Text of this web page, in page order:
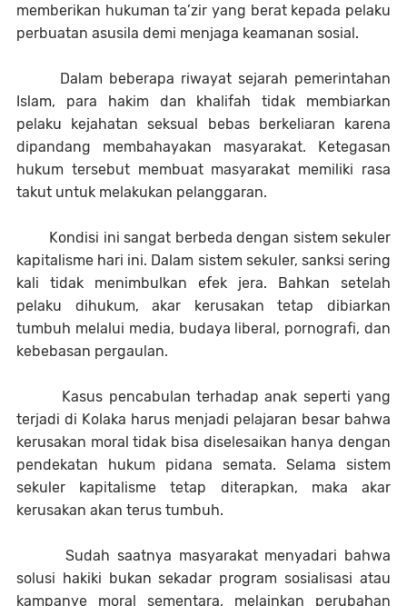
memberikan hukuman ta’zir yang berat kepada pelaku
perbuatan asusila demi menjaga keamanan sosial.
Dalam beberapa riwayat sejarah pemerintahan
Islam, para hakim dan khalifah tidak membiarkan
pelaku kejahatan seksual bebas berkeliaran karena
dipandang membahayakan masyarakat. Ketegasan
hukum tersebut membuat masyarakat memiliki rasa
takut untuk melakukan pelanggaran.
Kondisi ini sangat berbeda dengan sistem sekuler
kapitalisme hari ini. Dalam sistem sekuler, sanksi sering
kali tidak menimbulkan efek jera. Bahkan setelah
pelaku dihukum, akar kerusakan tetap dibiarkan
tumbuh melalui media, budaya liberal, pornografi, dan
kebebasan pergaulan.
Kasus pencabulan terhadap anak seperti yang
terjadi di Kolaka harus menjadi pelajaran besar bahwa
kerusakan moral tidak bisa diselesaikan hanya dengan
pendekatan hukum pidana semata. Selama sistem
sekuler kapitalisme tetap diterapkan, maka akar
kerusakan akan terus tumbuh.
Sudah saatnya masyarakat menyadari bahwa
solusi hakiki bukan sekadar program sosialisasi atau
kampanye moral sementara, melainkan perubahan